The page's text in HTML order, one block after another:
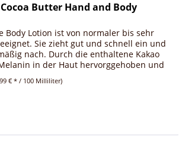
Butter Hand and Body
Body Lotion ist von normaler bis sehr
Sie zieht gut und schnell ein und
nach. Durch die enthaltene Kakao
in der Haut hervorggehoben und
€ * / 100 Milliliter)